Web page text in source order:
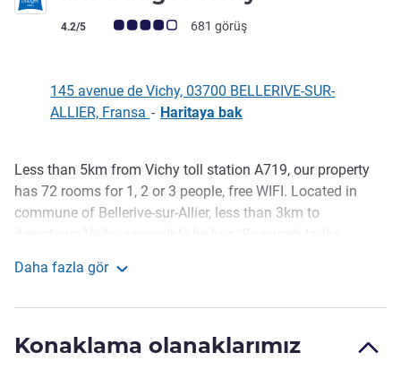
Avis müşterileri puanı (ALL Puanlama)
4.2/5 681 görüş
145 avenue de Vichy, 03700 BELLERIVE-SUR-
ALLIER, Fransa - Haritaya bak
Açıklama
Less than 5km from Vichy toll station A719, our property
has 72 rooms for 1, 2 or 3 people, free WIFI. Located in
commune of Bellerive-sur-Allier, less than 3km to
parks and renovated banks of the Allier, while going easy
Daha fazla gör
Konaklama olanaklarımız